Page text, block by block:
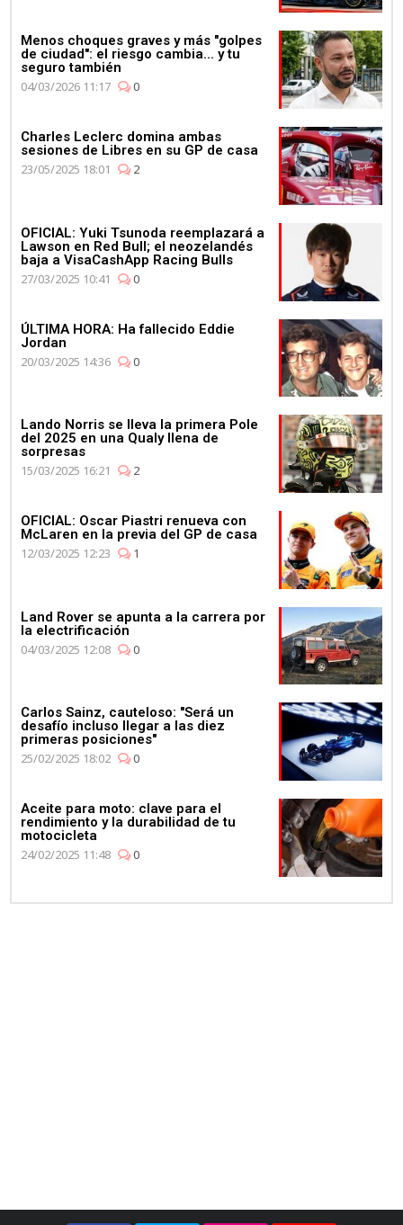
Menos choques graves y más "golpes
de ciudad": el riesgo cambia... y tu
seguro también
04/03/2026 11:17
0
Charles Leclerc domina ambas
sesiones de Libres en su GP de casa
23/05/2025 18:01
2
OFICIAL: Yuki Tsunoda reemplazará a
Lawson en Red Bull; el neozelandés
baja a VisaCashApp Racing Bulls
27/03/2025 10:41
0
ÚLTIMA HORA: Ha fallecido Eddie
Jordan
20/03/2025 14:36
0
Lando Norris se lleva la primera Pole
del 2025 en una Qualy llena de
sorpresas
15/03/2025 16:21
2
OFICIAL: Oscar Piastri renueva con
McLaren en la previa del GP de casa
12/03/2025 12:23
1
Land Rover se apunta a la carrera por
la electrificación
04/03/2025 12:08
0
Carlos Sainz, cauteloso: "Será un
desafío incluso llegar a las diez
primeras posiciones"
25/02/2025 18:02
0
Aceite para moto: clave para el
rendimiento y la durabilidad de tu
motocicleta
24/02/2025 11:48
0